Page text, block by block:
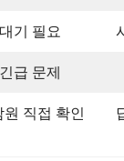
대기 필요
긴급 문제
원 직접 확인